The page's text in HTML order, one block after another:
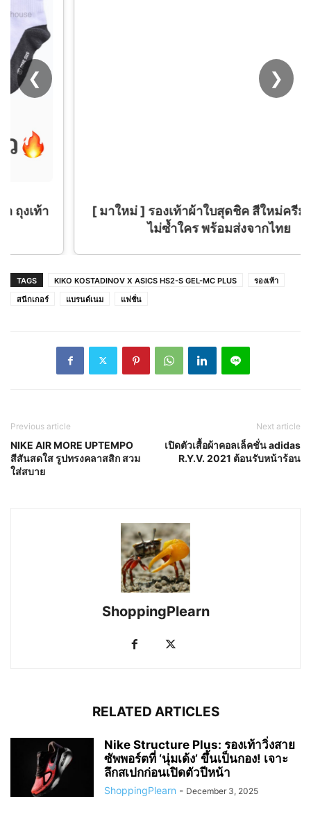
[ มาใหม่ ] รองเท้าผ้าใบสุดชิค สีใหม่ครีมดำ สวย
ไม่ซ้ำใคร พร้อมส่งจากไทย
❮ ❯
TAGS KIKO KOSTADINOV X ASICS HS2-S GEL-MC PLUS
รองเท้า
สนีกเกอร์
แบรนด์เนม แฟชั่น
Previous article
NIKE AIR MORE UPTEMPO
สีสันสดใส รูปทรงคลาสสิก สวม
ใส่สบาย
Next article
เปิดตัวเสื้อผ้าคอลเล็คชั่น adidas
R.Y.V. 2021 ต้อนรับหน้าร้อน
ShoppingPlearn
RELATED ARTICLES
Nike Structure Plus: รองเท้าวิ่งสาย
ซัพพอร์ตที่ ‘นุ่มเด้ง’ ขึ้นเป็นกอง! เจาะ
ลึกสเปกก่อนเปิดตัวปีหน้า
ShoppingPlearn - December 3, 2025